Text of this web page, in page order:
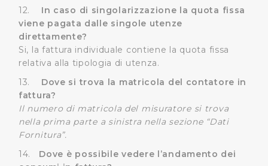
12. In caso di singolarizzazione la quota fissa
viene pagata dalle singole utenze
direttamente?
Si, la fattura individuale contiene la quota fissa
relativa alla tipologia di utenza.
13. Dove si trova la matricola del contatore in
fattura?
Il numero di matricola del misuratore si trova
nella prima parte a sinistra nella sezione “Dati
Fornitura”.
14. Dove è possibile vedere l’andamento dei